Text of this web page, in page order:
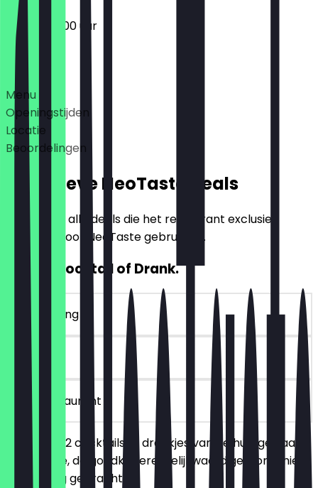
14:00 - 04:00 uur
Deals
Menu
Openingstijden
Locatie
Beoordelingen
Exclusieve NeoTaste Deals
Hier vind je alle deals die het restaurant exclusief
aanbiedt voor NeoTaste gebruikers.
2voor1 Cocktail of Drank.
~€ 10 korting
90 dagen
in het restaurant
Je bestelt 2 cocktails of drankjes van de huidige kaart
naar keuze, de goedkopere/gelijkwaardige wordt niet
in rekening gebracht.